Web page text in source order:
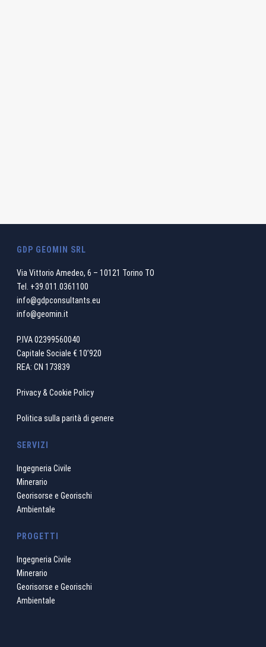
GDP GEOMIN SRL
Via Vittorio Amedeo, 6 – 10121 Torino TO
Tel. +39.011.0361100
info@gdpconsultants.eu
info@geomin.it
P.IVA 02399560040
Capitale Sociale € 10’920
REA: CN 173839
Privacy & Cookie Policy
Politica sulla parità di genere
SERVIZI
Ingegneria Civile
Minerario
Georisorse e Georischi
Ambientale
PROGETTI
Ingegneria Civile
Minerario
Georisorse e Georischi
Ambientale